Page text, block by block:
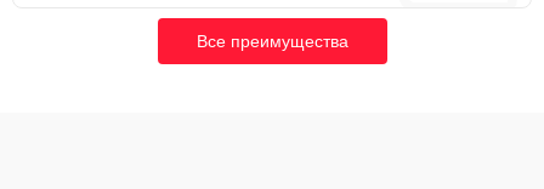
Все преимущества